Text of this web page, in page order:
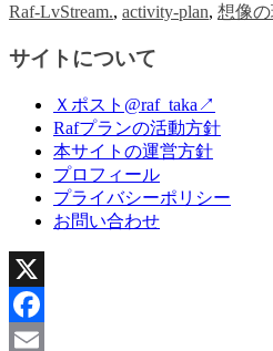
Raf-LvStream., activity-plan, 想像
サイトについて
Ｘポスト@raf_taka↗
Rafプランの活動方針
本サイトの運営方針
プロフィール
プライバシーポリシー
お問い合わせ
X
Facebook